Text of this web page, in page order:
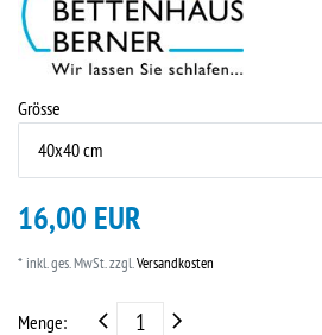
Grösse
16,00 EUR
* inkl. ges. MwSt. zzgl.Versandkosten
Menge: